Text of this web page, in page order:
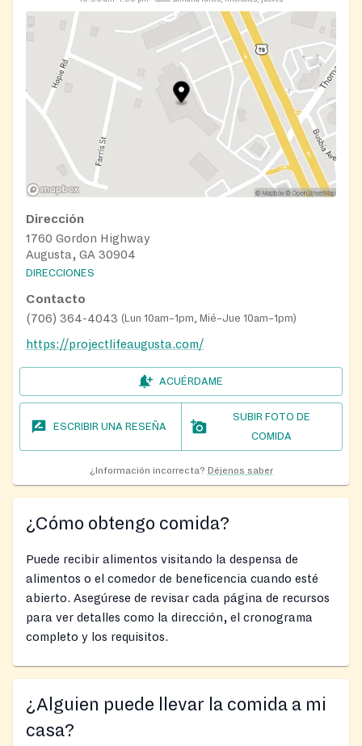
Dirección
1760 Gordon Highway
Augusta, GA 30904
DIRECCIONES
Contacto
(706) 364-4043 (Lun 10am–1pm, Mié–Jue 10am–1pm)
https://projectlifeaugusta.com/
ACUÉRDAME
ESCRIBIR UNA RESEÑA
SUBIR FOTO DE
COMIDA
¿Información incorrecta? Déjenos saber
¿Cómo obtengo comida?
Puede recibir alimentos visitando la despensa de
alimentos o el comedor de beneficencia cuando esté
abierto. Asegúrese de revisar cada página de recursos
para ver detalles como la dirección, el cronograma
completo y los requisitos.
¿Alguien puede llevar la comida a mi
casa?